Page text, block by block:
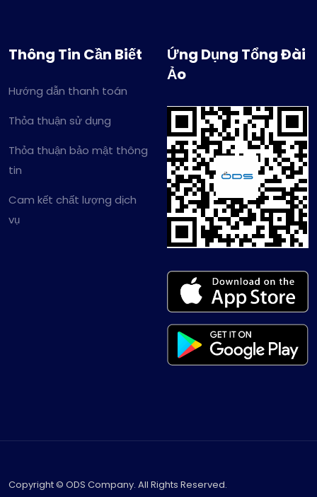
Thông Tin Cần Biết
Hướng dẫn thanh toán
Thỏa thuận sử dụng
Thỏa thuận bảo mật thông
tin
Cam kết chất lượng dịch
vụ
Ứng Dụng Tổng Đài
Ảo
Copyright © ODS Company. All Rights Reserved.